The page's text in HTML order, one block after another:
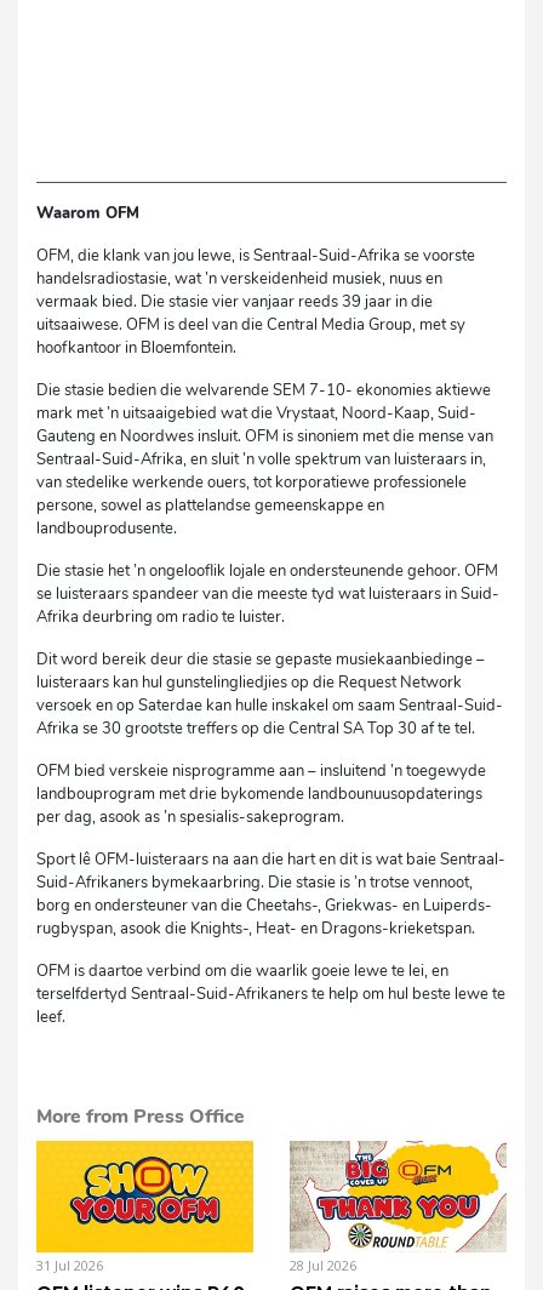
Waarom OFM
OFM, die klank van jou lewe, is Sentraal-Suid-Afrika se voorste
handelsradiostasie, wat ’n verskeidenheid musiek, nuus en
vermaak bied. Die stasie vier vanjaar reeds 39 jaar in die
uitsaaiwese. OFM is deel van die Central Media Group, met sy
hoofkantoor in Bloemfontein.
Die stasie bedien die welvarende SEM 7-10- ekonomies aktiewe
mark met ’n uitsaaigebied wat die Vrystaat, Noord-Kaap, Suid-
Gauteng en Noordwes insluit. OFM is sinoniem met die mense van
Sentraal-Suid-Afrika, en sluit ’n volle spektrum van luisteraars in,
van stedelike werkende ouers, tot korporatiewe professionele
persone, sowel as plattelandse gemeenskappe en
landbouprodusente.
Die stasie het ’n ongelooflik lojale en ondersteunende gehoor. OFM
se luisteraars spandeer van die meeste tyd wat luisteraars in Suid-
Afrika deurbring om radio te luister.
Dit word bereik deur die stasie se gepaste musiekaanbiedinge –
luisteraars kan hul gunstelingliedjies op die Request Network
versoek en op Saterdae kan hulle inskakel om saam Sentraal-Suid-
Afrika se 30 grootste treffers op die Central SA Top 30 af te tel.
OFM bied verskeie nisprogramme aan – insluitend ’n toegewyde
landbouprogram met drie bykomende landbounuusopdaterings
per dag, asook as ’n spesialis-sakeprogram.
Sport lê OFM-luisteraars na aan die hart en dit is wat baie Sentraal-
Suid-Afrikaners bymekaarbring. Die stasie is ’n trotse vennoot,
borg en ondersteuner van die Cheetahs-, Griekwas- en Luiperds-
rugbyspan, asook die Knights-, Heat- en Dragons-krieketspan.
OFM is daartoe verbind om die waarlik goeie lewe te lei, en
terselfdertyd Sentraal-Suid-Afrikaners te help om hul beste lewe te
leef.
More from Press Office
31 Jul 2026 28 Jul 2026